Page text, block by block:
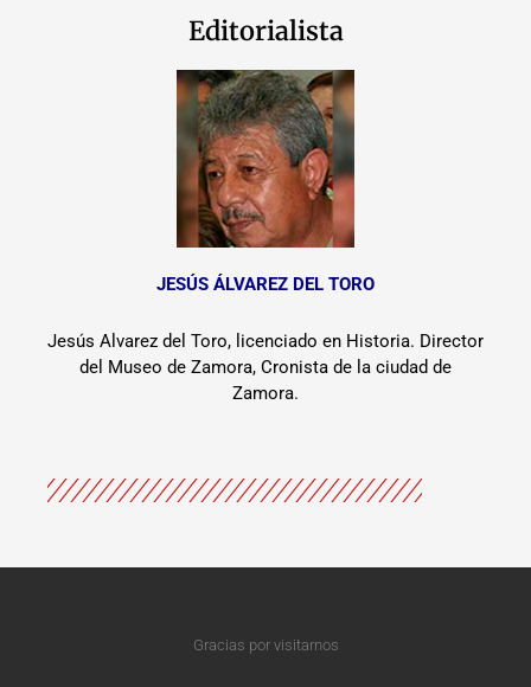
Editorialista
JESÚS ÁLVAREZ DEL TORO
Jesús Alvarez del Toro, licenciado en Historia. Director
del Museo de Zamora, Cronista de la ciudad de
Zamora.
Gracias por visitarnos